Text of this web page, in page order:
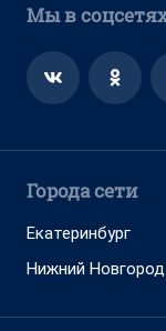
Мы в
Города сети
Екатеринбург
Нижний Новгород